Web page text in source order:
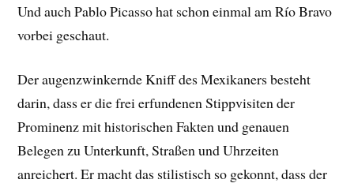
Und auch Pablo Picasso hat schon einmal am Río Bravo
vorbei geschaut.
Der augenzwinkernde Kniff des Mexikaners besteht
darin, dass er die frei erfundenen Stippvisiten der
Prominenz mit historischen Fakten und genauen
Belegen zu Unterkunft, Straßen und Uhrzeiten
anreichert. Er macht das stilistisch so gekonnt, dass der